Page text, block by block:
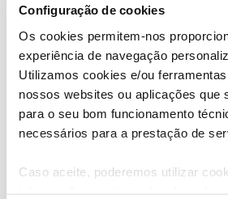
Configuração de cookies
Os cookies permitem-nos
experiência de navegação
Utilizamos cookies e/ou
nossos websites ou aplicações que
para o seu bom funcionamento
necessários para a prestação de
Caso aceite, poderemos utilizar
Descubra as novidades de